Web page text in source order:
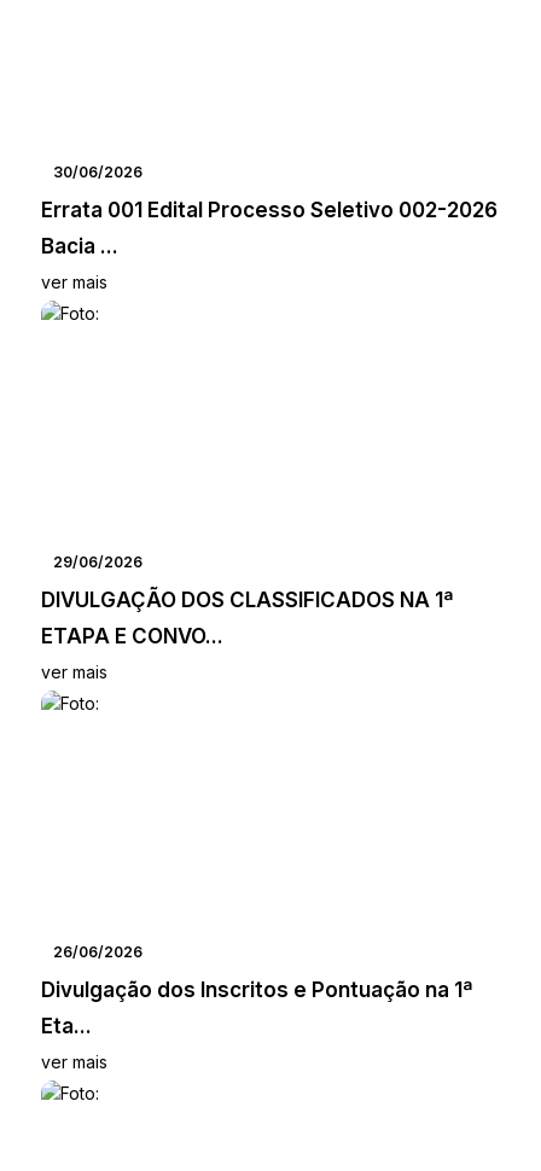
30/06/2026
Errata 001 Edital Processo Seletivo 002-2026
Bacia ...
ver mais
29/06/2026
DIVULGAÇÃO DOS CLASSIFICADOS NA 1ª
ETAPA E CONVO...
ver mais
26/06/2026
Divulgação dos Inscritos e Pontuação na 1ª
Eta...
ver mais